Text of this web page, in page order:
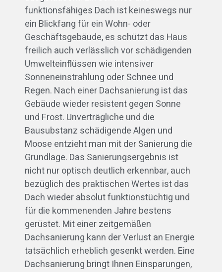
funktionsfähiges Dach ist keineswegs nur
ein Blickfang für ein Wohn- oder
Geschäftsgebäude, es schützt das Haus
freilich auch verlässlich vor schädigenden
Umwelteinflüssen wie intensiver
Sonneneinstrahlung oder Schnee und
Regen. Nach einer Dachsanierung ist das
Gebäude wieder resistent gegen Sonne
und Frost. Unverträgliche und die
Bausubstanz schädigende Algen und
Moose entzieht man mit der Sanierung die
Grundlage. Das Sanierungsergebnis ist
nicht nur optisch deutlich erkennbar, auch
bezüglich des praktischen Wertes ist das
Dach wieder absolut funktionstüchtig und
für die kommenenden Jahre bestens
gerüstet. Mit einer zeitgemäßen
Dachsanierung kann der Verlust an Energie
tatsächlich erheblich gesenkt werden. Eine
Dachsanierung bringt Ihnen Einsparungen,